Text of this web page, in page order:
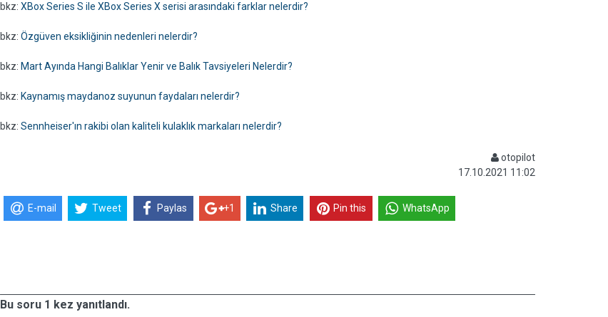
bkz: XBox Series S ile XBox Series X serisi arasındaki farklar nelerdir?
bkz: Özgüven eksikliğinin nedenleri nelerdir?
bkz: Mart Ayında Hangi Balıklar Yenir ve Balık Tavsiyeleri Nelerdir?
bkz: Kaynamış maydanoz suyunun faydaları nelerdir?
bkz: Sennheiser'ın rakibi olan kaliteli kulaklık markaları nelerdir?
otopilot
17.10.2021 11:02
E-mail Tweet Paylas +1 Share Pin this WhatsApp
Bu soru 1 kez yanıtlandı.